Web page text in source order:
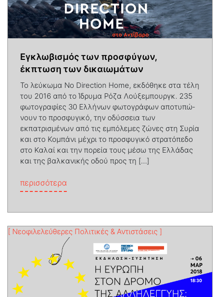
Εγκλωβισμός των προσφύγων,
έκπτωση των δικαιωμάτων
Το λεύκωμα No Direction Home, εκδόθηκε στα τέλη
του 2016 από το Ίδρυμα Ρόζα Λούξεμπουργκ. 235
φωτογραφίες 30 Ελλήνων φωτογράφων αποτυπώ­
νουν το προσφυγικό, την οδύσσεια των
εκπατρισμένων από τις εμπόλεμες ζώνες στη Συρία
και στο Κομπάνι μέχρι το προσφυγικό στρατόπεδο
στο Καλαί και την πορεία τους μέσω της Ελλάδας
και της βαλκανικής οδού προς τη […]
περισσότερα
[ Νεοφιλελεύθερες Πολιτικές & Αντιστάσεις ]